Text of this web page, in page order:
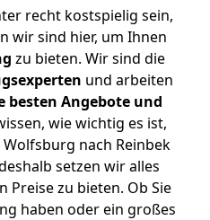
recht kostspielig sein,
wir sind hier, um Ihnen
zu bieten. Wir sind die
und arbeiten
besten Angebote und
wie wichtig es ist,
nach Reinbek
setzen wir alles
Preise zu bieten. Ob Sie
haben oder ein großes